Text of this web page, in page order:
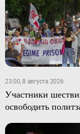
23:00, 8 августа 2026
Участники
освободить